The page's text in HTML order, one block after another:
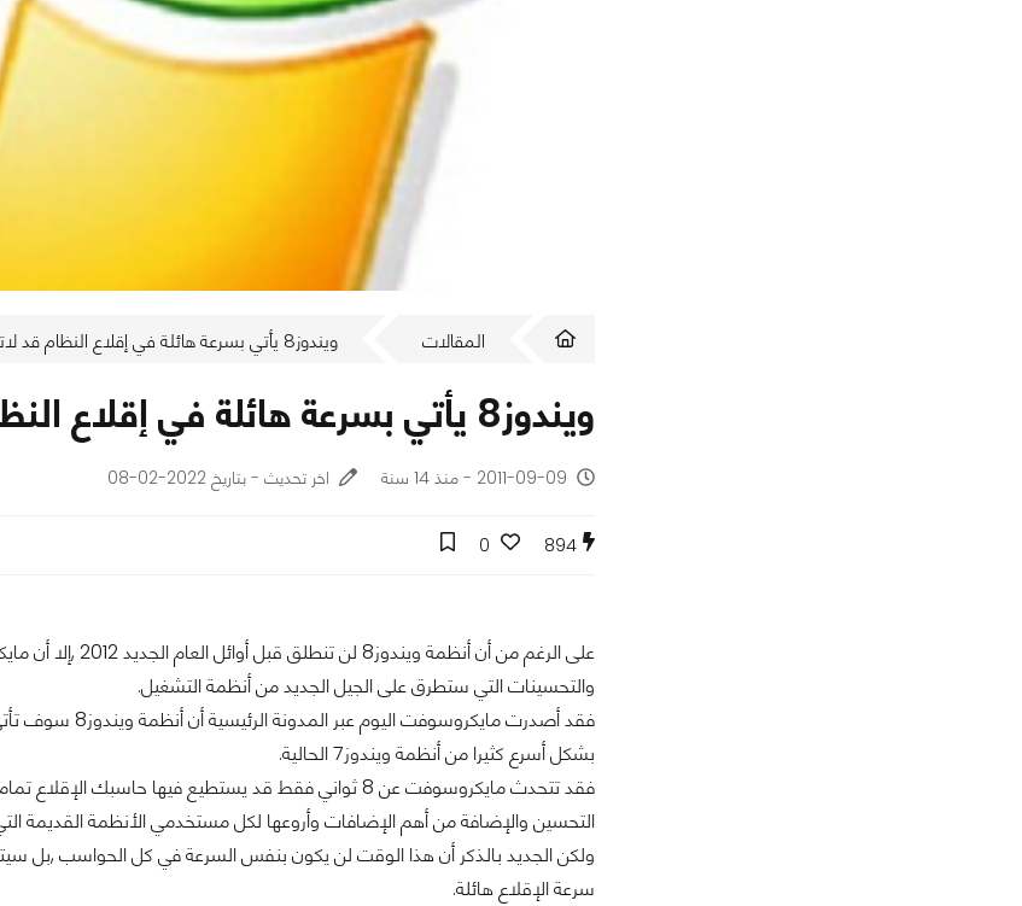
المقالات ويندوز8 يأتي بسرعة هائلة في إقلاع النظام قد لاتتجاوز8 ثواني (فيديو)
ويندوز8 يأتي بسرعة هائلة في إقلاع النظام قد لاتتجاوز8 ثواني (فيديو)
2011-09-09 - منذ 14 سنة اخر تحديث - بتاريخ 2022-02-08
894
0
على الرغم من أن
والتحسينات التي ستطرق على الجيل الجديد من أنظمة التشغيل.
فقد أصدرت
بشكل أسرع كثيرا من أنظمة ويندوز7 الحالية.
فقد تتحدث مايكروسوفت عن 8 ثواني فقط قد يستطيع فيها حاسبك
التحسين والإضافة من أهم الإضافات وأروعها لكل مستخدمي الأنظمة القديمة
ولكن الجديد بالذكر أن هذا الوقت لن يكون بنفس السرعة في كل الحواسب ,بل
سرعة الإقلاع هائلة.